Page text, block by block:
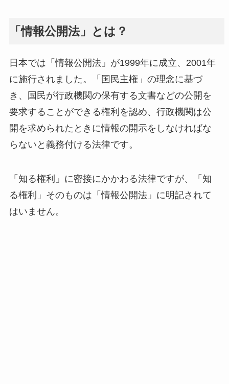
「情報公開法」とは？
日本では「情報公開法」が1999年に成立、2001年
に施行されました。「国民主権」の理念に基づ
き、国民が行政機関の保有する文書などの公開を
要求することができる権利を認め、行政機関は公
開を求められたときに情報の開示をしなければな
らないと義務付ける法律です。
「知る権利」に密接にかかわる法律ですが、「知
る権利」そのものは「情報公開法」に明記されて
はいません。